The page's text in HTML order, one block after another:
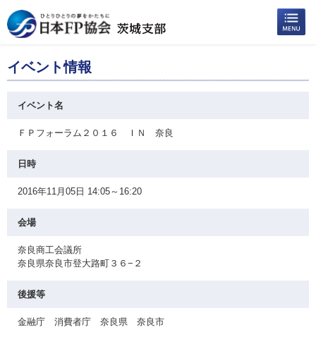
イベント情報
イベント名
ＦＰフォーラム２０１６ ＩＮ 奈良
日時
2016年11月05日 14:05～16:20
会場
奈良商工会議所
奈良県奈良市登大路町３６−２
後援等
金融庁 消費者庁 奈良県 奈良市